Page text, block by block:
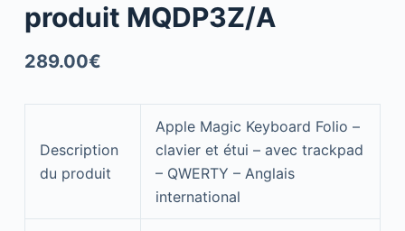
produit MQDP3Z/A
289.00€
Description
du produit
Apple Magic Keyboard Folio –
clavier et étui – avec trackpad
– QWERTY – Anglais
international